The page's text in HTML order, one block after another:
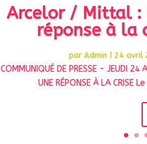
Arcelor / Mittal :
réponse à la
par Admin 24 avril
COMMUNIQUÉ DE PRESSE - JEUDI 24
UNE RÉPONSE À LA